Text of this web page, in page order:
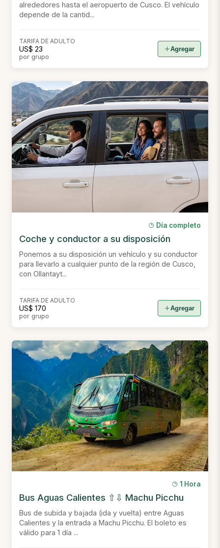
alrededores hasta el aeropuerto de Cusco. El vehículo
depende de la cantid...
TARIFA DE ADULTO
US$ 23
por grupo
Agregar
Día completo
Coche y conductor a su disposición
Ponemos a su disposición un vehículo y su conductor
para llevarlo a cualquier punto de la región de Cusco,
con Ollantayt...
TARIFA DE ADULTO
US$ 170
por grupo
Agregar
1 Hora
Bus Aguas Calientes ⇧⇩ Machu Picchu
Bus de subida y bajada (ida y vuelta) entre Aguas
Calientes y la entrada a Machu Picchu. El boleto es
válido para 1 día ...